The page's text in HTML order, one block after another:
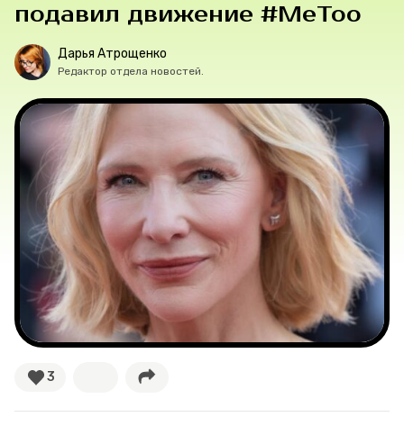
О компании
Рубрики
Новости
Лучшее
Тесты
Секспросвет
подавил движение #MeToo
Дарья Атрощенко
Редактор отдела новостей.
3